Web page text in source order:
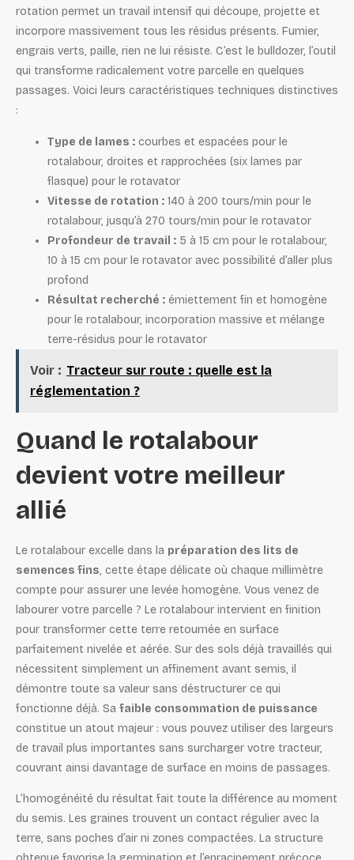
rotation permet un travail intensif qui découpe, projette et
incorpore massivement tous les résidus présents. Fumier,
engrais verts, paille, rien ne lui résiste. C’est le bulldozer, l’outil
qui transforme radicalement votre parcelle en quelques
passages. Voici leurs caractéristiques techniques distinctives
:
Type de lames : courbes et espacées pour le
rotalabour, droites et rapprochées (six lames par
flasque) pour le rotavator
Vitesse de rotation : 140 à 200 tours/min pour le
rotalabour, jusqu’à 270 tours/min pour le rotavator
Profondeur de travail : 5 à 15 cm pour le rotalabour,
10 à 15 cm pour le rotavator avec possibilité d’aller plus
profond
Résultat recherché : émiettement fin et homogène
pour le rotalabour, incorporation massive et mélange
terre-résidus pour le rotavator
Voir : Tracteur sur route : quelle est la
réglementation ?
Quand le rotalabour
devient votre meilleur
allié
Le rotalabour excelle dans la préparation des lits de
semences fins, cette étape délicate où chaque millimètre
compte pour assurer une levée homogène. Vous venez de
labourer votre parcelle ? Le rotalabour intervient en finition
pour transformer cette terre retournée en surface
parfaitement nivelée et aérée. Sur des sols déjà travaillés qui
nécessitent simplement un affinement avant semis, il
démontre toute sa valeur sans déstructurer ce qui
fonctionne déjà. Sa faible consommation de puissance
constitue un atout majeur : vous pouvez utiliser des largeurs
de travail plus importantes sans surcharger votre tracteur,
couvrant ainsi davantage de surface en moins de passages.
L’homogénéité du résultat fait toute la différence au moment
du semis. Les graines trouvent un contact régulier avec la
terre, sans poches d’air ni zones compactées. La structure